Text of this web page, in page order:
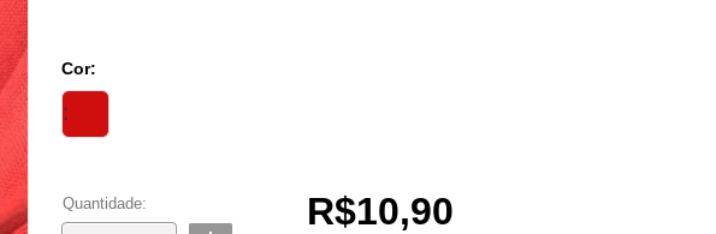
Cor:
R$10,90
Quantidade: